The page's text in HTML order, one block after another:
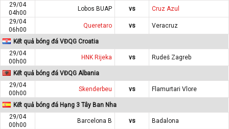
29/04
04h00
Lobos BUAP vs
Cruz Azul
29/04
06h00
Queretaro vs Veracruz
Kết quả bóng đá VĐQG Croatia
29/04
00h00
HNK Rijeka vs Rudeš Zagreb
Kết quả bóng đá VĐQG Albania
29/04
00h00
Skenderbeu vs Flamurtari Vlore
Kết quả bóng đá Hạng 3 Tây Ban Nha
29/04
00h00
Barcelona B vs Badalona